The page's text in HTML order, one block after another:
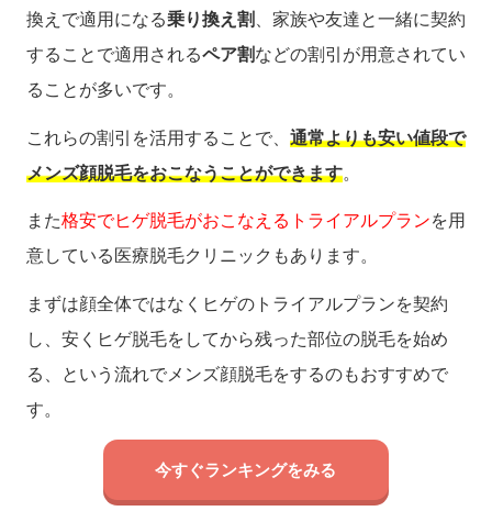
換えで適用になる乗り換え割
、家族や友達と一緒に契約
することで適用されるペア割などの割引が用意されてい
ることが多いです。
これらの割引を活用することで、 通常よりも安い値段で
メンズ顔脱毛をおこなうことができます。
また格安でヒゲ脱毛がおこなえるトライアルプランを用
意している医療脱毛クリニックもあります。
まずは顔全体ではなくヒゲのトライアルプランを契約
し、安くヒゲ脱毛をしてから残った部位の脱毛を始め
る、という流れでメンズ顔脱毛をするのもおすすめで
す。
今すぐランキングをみる